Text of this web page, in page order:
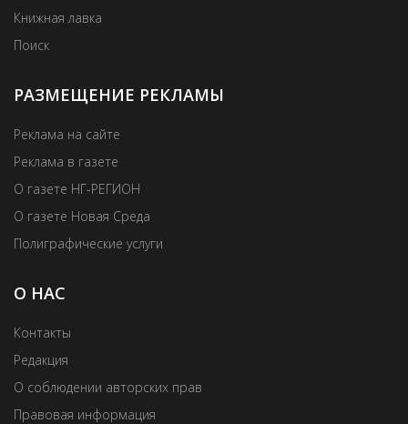
Книжная лавка
Поиск
РАЗМЕЩЕНИЕ РЕКЛАМЫ
Реклама на сайте
Реклама в газете
О газете НГ-РЕГИОН
О газете Новая Среда
Полиграфические услуги
О НАС
Контакты
Редакция
О соблюдении авторских прав
Правовая информация